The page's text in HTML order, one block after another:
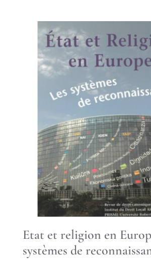
Etat et religion en
systèmes de